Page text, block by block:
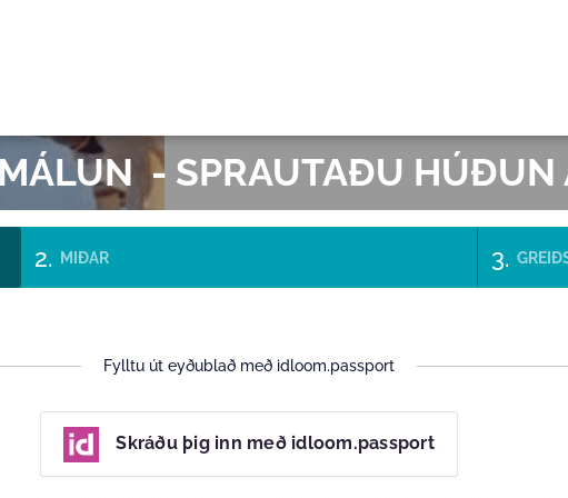
- SPRAUTAÐU HÚÐUN
MIÐAR
Fylltu út eyðublað með idloom.passport
Skráðu þig inn með idloom.passport